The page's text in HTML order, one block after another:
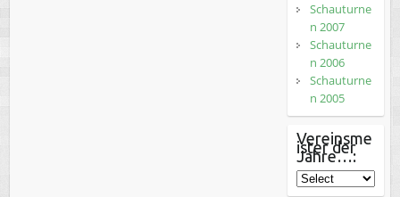
Schauturne
n 2007
Schauturne
n 2006
Schauturne
n 2005
Vereinsme
ister der
Jahre…: